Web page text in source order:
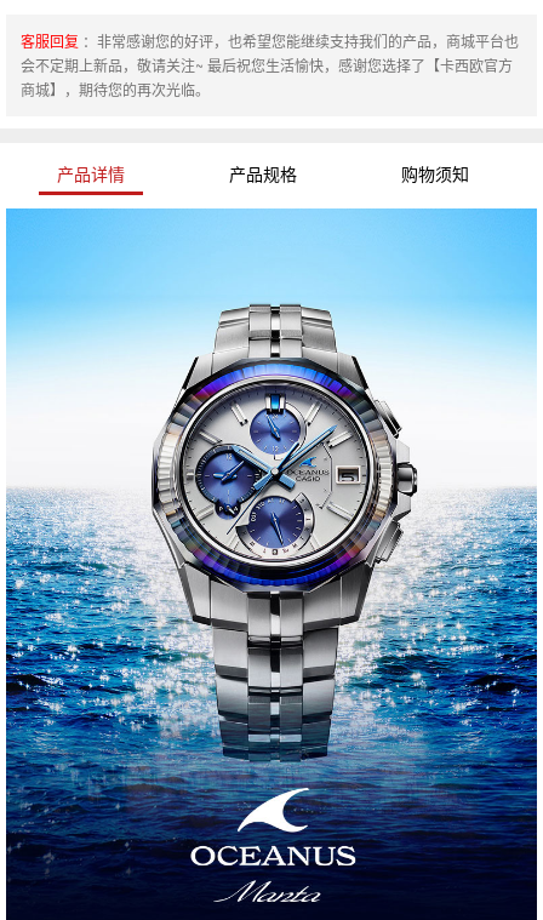
客服回复 ：非常感谢您的好评，也希望您能继续支持我们的产品，商城平台也
会不定期上新品，敬请关注~ 最后祝您生活愉快，感谢您选择了【卡西欧官方
商城】，期待您的再次光临。
产品详情 产品规格 购物须知